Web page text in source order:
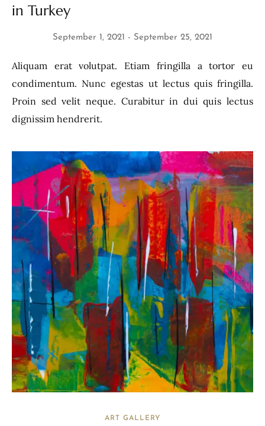
in Turkey
September 1, 2021 September 25, 2021
Aliquam erat volutpat. Etiam fringilla a tortor eu
condimentum. Nunc egestas ut lectus quis fringilla.
Proin sed velit neque. Curabitur in dui quis lectus
dignissim hendrerit.
ART GALLERY